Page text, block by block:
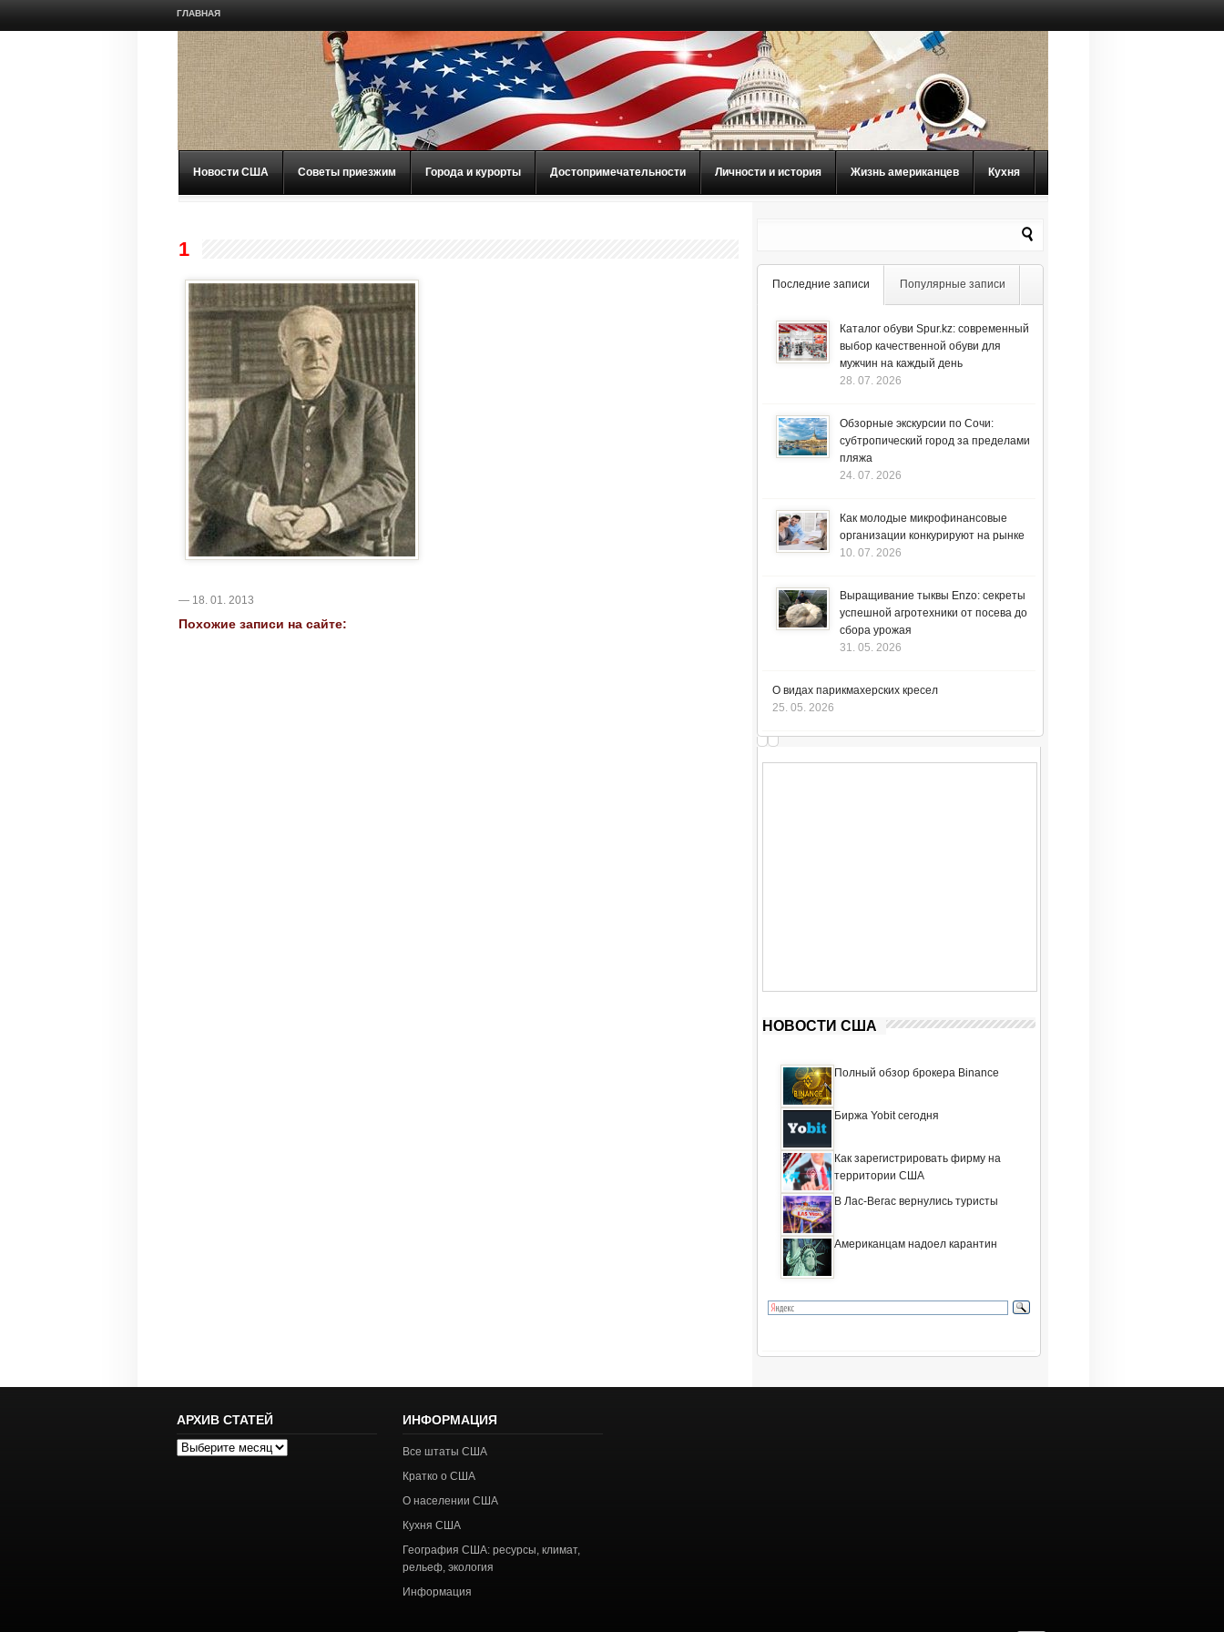
ГЛАВНАЯ
Новости США Советы приезжим Города и курорты Достопримечательности Личности и история Жизнь американцев Кухня
1
— 18. 01. 2013
Похожие записи на сайте:
Последние записи Популярные записи
Каталог обуви Spur.kz: современный
выбор качественной обуви для
мужчин на каждый день
28. 07. 2026
Обзорные экскурсии по Сочи:
субтропический город за пределами
пляжа
24. 07. 2026
Как молодые микрофинансовые
организации конкурируют на рынке
10. 07. 2026
Выращивание тыквы Enzo: секреты
успешной агротехники от посева до
сбора урожая
31. 05. 2026
О видах парикмахерских кресел
25. 05. 2026
НОВОСТИ США
Полный обзор брокера Binance
Биржа Yobit сегодня
Как зарегистрировать фирму на
территории США
В Лас-Вегас вернулись туристы
Американцам надоел карантин
АРХИВ СТАТЕЙ
Архив
ИНФОРМАЦИЯ
Все штаты США
Кратко о США
О населении США
Кухня США
География США: ресурсы, климат,
рельеф, экология
Информация